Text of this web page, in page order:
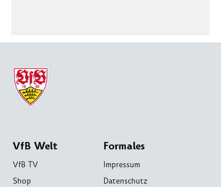
VfB Welt
VfB TV
Shop
Formales
Impressum
Datenschutz